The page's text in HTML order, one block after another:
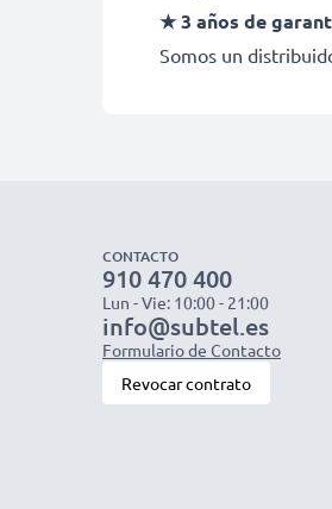
★ 3 años de
Somos un
CONTACTO
910 470 400
Lun - Vie: 10:00 - 21:00
info@subtel.es
Formulario de Contacto
Revocar contrato